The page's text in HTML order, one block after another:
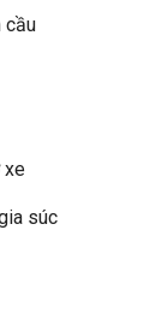
cầu
xe
súc